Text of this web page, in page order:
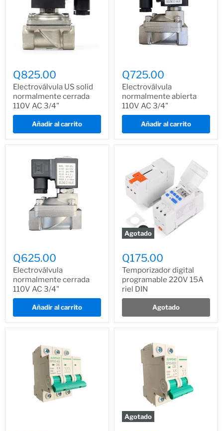
Q825.00
Electroválvula US solid
normalmente cerrada
110V AC 3/4"
Añadir al carrito
Q725.00
Electroválvula
normalmente abierta
110V AC 3/4"
Añadir al carrito
Q625.00
Electroválvula
normalmente cerrada
110V AC 3/4"
Añadir al carrito
Agotado
Q175.00
Temporizador digital
programable 220V 15A
riel DIN
Agotado
Agotado